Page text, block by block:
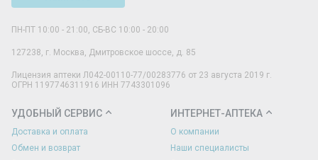
ПН-ПТ 10:00 - 21:00, СБ-ВС 10:00 - 20:00
127238, г. Москва, Дмитровское шоссе, д. 85
Лицензия аптеки Л042-00110-77/00283776 от 23 августа 2019 г.
ОГРН 1197746311916 ИНН 7743301096
УДОБНЫЙ СЕРВИС
Доставка и оплата
Обмен и возврат
ИНТЕРНЕТ-АПТЕКА
О компании
Наши специалисты